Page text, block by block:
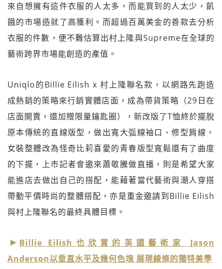
來自想擁有這件衣服的人太多，而能買到的人太少，飢
餓的市場造就了高獲利。而超過百萬美金的善款去分析
衣服的件數，便不難估算出村上隆與Supreme在全球的
藝術跨界市場能創造的產值。
Uniqlo的Billie Eilish x 村上隆聯名款，以網路先跑造
成熱銷的策略來行銷實體店面，成為帶貨策略（29日在
店面開賣，還加贈限量鑰匙圈），新改版了T恤終於擺脫
原本傳統的直線版型，做出寬大弧線袖口、修型肩線，
女裝整體改為怪奇比莉喜愛的青春版型寬鬆還有了曲度
的下擺，上市記者會邀來蕭敬騰做直播，則是希望大家
能進店去做出自己的搭配，能藉著當代藝術與潮人穿搭
帶動平價時尚的整體搭配，亦是重金邀請到Billie Eilish
與村上隆聯名的最終具體目標。
Billie Eilish也欣賞的英國藝術家 Jason
Anderson以垂直水平及幾何色塊 展現線條的獨特美學